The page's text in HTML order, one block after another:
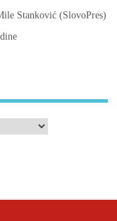
Stanković (SlovoPres)